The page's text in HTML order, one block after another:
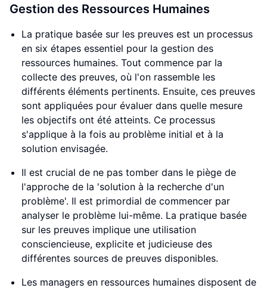
Gestion des Ressources Humaines
La pratique basée sur les preuves est un processus
en six étapes essentiel pour la gestion des
ressources humaines. Tout commence par la
collecte des preuves, où l'on rassemble les
différents éléments pertinents. Ensuite, ces preuves
sont appliquées pour évaluer dans quelle mesure
les objectifs ont été atteints. Ce processus
s'applique à la fois au problème initial et à la
solution envisagée.
Il est crucial de ne pas tomber dans le piège de
l'approche de la 'solution à la recherche d'un
problème'. Il est primordial de commencer par
analyser le problème lui-même. La pratique basée
sur les preuves implique une utilisation
consciencieuse, explicite et judicieuse des
différentes sources de preuves disponibles.
Les managers en ressources humaines disposent de